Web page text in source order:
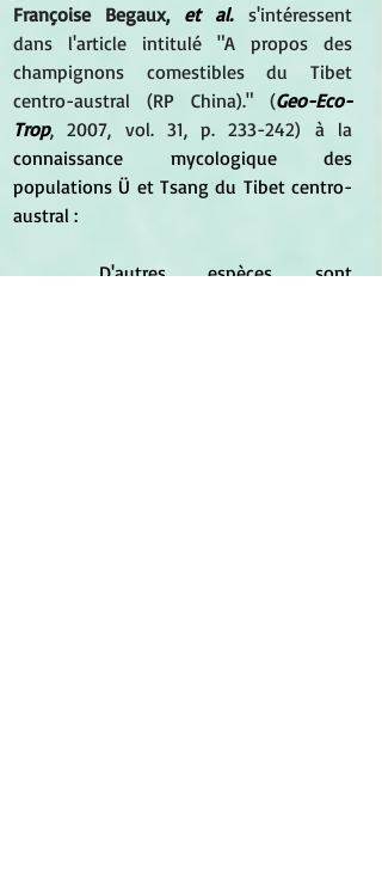
Françoise Begaux, et al. s'intéressent
dans l'article intitulé "A propos des
champignons comestibles du Tibet
centro-austral (RP China)." (Geo-Eco-
Trop
connaissance mycologique des
populations Ü et Tsang du Tibet centro-
austral :
	D'autres espèces sont